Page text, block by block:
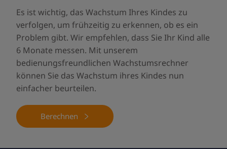
Es ist wichtig, das Wachstum Ihres Kindes zu
verfolgen, um frühzeitig zu erkennen, ob es ein
Problem gibt. Wir empfehlen, dass Sie Ihr Kind alle
6 Monate messen. Mit unserem
bedienungsfreundlichen Wachstumsrechner
können Sie das Wachstum ihres Kindes nun
einfacher beurteilen.
Berechnen